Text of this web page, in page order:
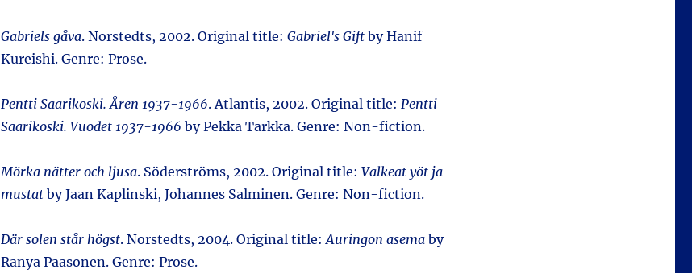
Gabriels gåva. Norstedts, 2002. Original title: Gabriel's Gift by Hanif
Kureishi. Genre: Prose.
Pentti Saarikoski. Åren 1937-1966. Atlantis, 2002. Original title: Pentti
Saarikoski. Vuodet 1937-1966 by Pekka Tarkka. Genre: Non-fiction.
Mörka nätter och ljusa. Söderströms, 2002. Original title: Valkeat yöt ja
mustat by Jaan Kaplinski, Johannes Salminen. Genre: Non-fiction.
Där solen står högst. Norstedts, 2004. Original title: Auringon asema by
Ranya Paasonen. Genre: Prose.